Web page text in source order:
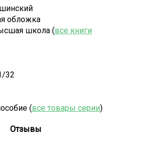
обложка
школа (все книги
32
(все товары серии)
Отзывы